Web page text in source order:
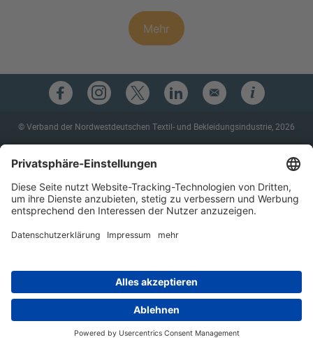
Mehr
© Verband der Nordwestdeutschen Textil- und Bekleidungsindustrie, 2026
Kontakt